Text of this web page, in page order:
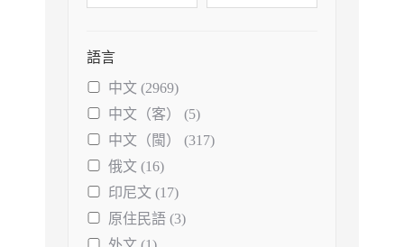
語言
中文 (2969)
中文（客） (5)
中文（閩） (317)
俄文 (16)
印尼文 (17)
原住民語 (3)